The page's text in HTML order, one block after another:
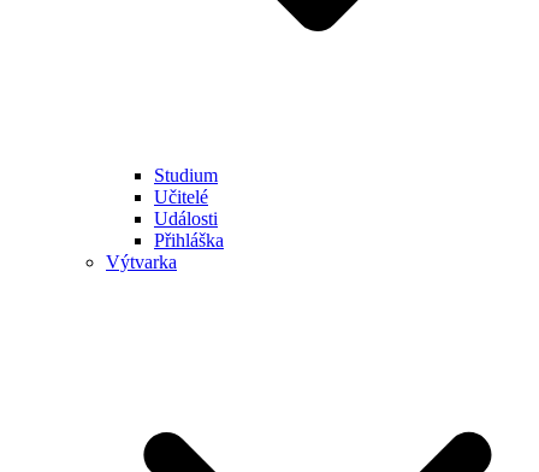
Studium
Učitelé
Události
Přihláška
Výtvarka